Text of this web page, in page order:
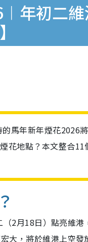
年初二
馬年新年煙花2026
花地點？本文整合
2月18日）點亮維
大，將於維港上空